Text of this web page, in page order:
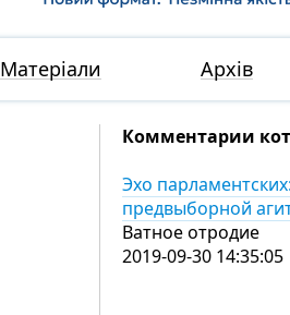
Матеріали Архів
Комментарии
Эхо
предвыборной
Ватное отродие
2019-09-30 14:35:05